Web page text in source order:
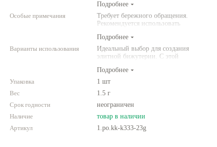
Подробнее
Особые примечания
Требует бережного обращения.
Рекомендуется использовать
американского производства).
Подробнее
Варианты использования
Идеальный выбор для создания
элитной бижутерии. С этой
выглядеть по-настоящему роскошно!
Подробнее
Упаковка
1 шт
Вес
1.5 г
Срок годности
неограничен
Наличие
товар в наличии
Артикул
1.po.kk-k333-23g